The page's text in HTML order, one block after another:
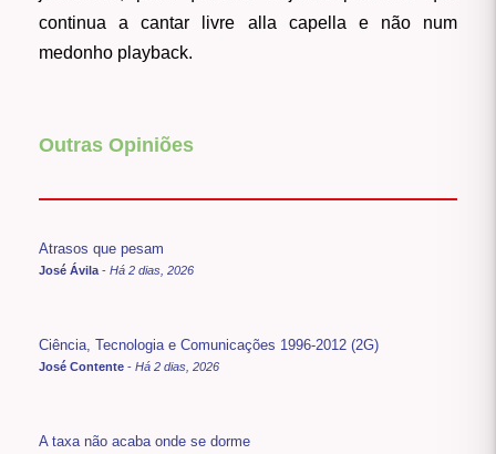
continua a cantar livre alla capella e não num
medonho playback.
Outras Opiniões
Atrasos que pesam
José Ávila - Há 2 dias, 2026
Ciência, Tecnologia e Comunicações 1996-2012 (2G)
José Contente - Há 2 dias, 2026
A taxa não acaba onde se dorme